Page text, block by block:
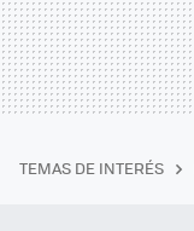
TEMAS DE INTERÉS